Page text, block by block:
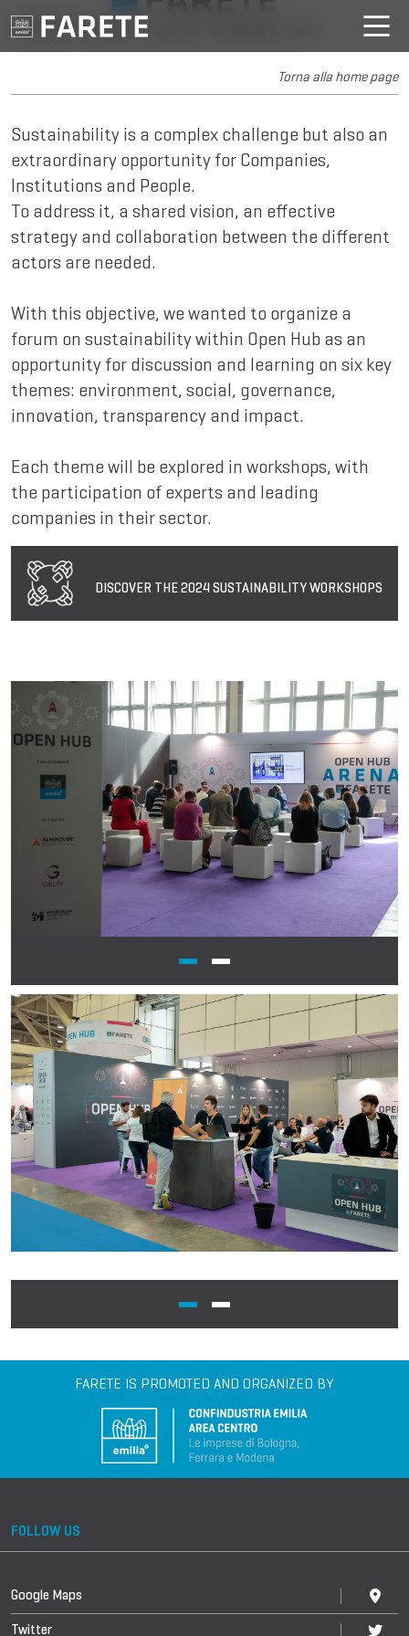
OPEN HUB & SOSTENIBILITÀ
Torna alla home page
Sustainability is a complex challenge but also an
extraordinary opportunity for Companies,
Institutions and People.
To address it, a shared vision, an effective
strategy and collaboration between the different
actors are needed.
With this objective, we wanted to organize a
forum on sustainability within Open Hub as an
opportunity for discussion and learning on six key
themes: environment, social, governance,
innovation, transparency and impact.
Each theme will be explored in workshops, with
the participation of experts and leading
companies in their sector.
DISCOVER THE 2024 SUSTAINABILITY WORKSHOPS
FARETE IS PROMOTED AND ORGANIZED BY
FOLLOW US
Google Maps
Twitter